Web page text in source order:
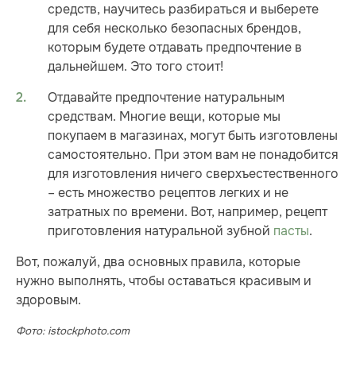
средств, научитесь разбираться и выберете
для себя несколько безопасных брендов,
которым будете отдавать предпочтение в
дальнейшем. Это того стоит!
Отдавайте предпочтение натуральным
средствам. Многие вещи, которые мы
покупаем в магазинах, могут быть изготовлены
самостоятельно. При этом вам не понадобится
для изготовления ничего сверхъестественного
– есть множество рецептов легких и не
затратных по времени. Вот, например, рецепт
приготовления натуральной зубной пасты.
Вот, пожалуй, два основных правила, которые
нужно выполнять, чтобы оставаться красивым и
здоровым.
Фото: istockphoto.com